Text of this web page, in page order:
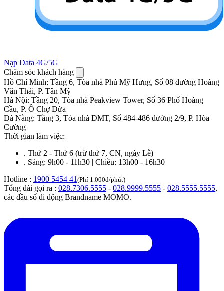
Nạp Data 4G/5G
Chăm sóc khách hàng
Hồ Chí Minh: Tầng 6, Tòa nhà Phú Mỹ Hưng, Số 08 đường Hoàng
Văn Thái, P. Tân Mỹ
Hà Nội: Tầng 20, Tòa nhà Peakview Tower, Số 36 Phố Hoàng
Cầu, P. Ô Chợ Dừa
Đà Nẵng: Tầng 3, Tòa nhà DMT, Số 484-486 đường 2/9, P. Hòa
Cường
Thời gian làm việc:
. Thứ 2 - Thứ 6 (trừ thứ 7, CN, ngày Lễ)
. Sáng: 9h00 - 11h30 | Chiều: 13h00 - 16h30
Hotline : 1900 5454 41 (Phí 1.000đ/phút)
Tổng đài gọi ra : 028.7306.5555 - 028.9999.5555 - 028.5555.5555,
các đầu số di động Brandname MOMO.